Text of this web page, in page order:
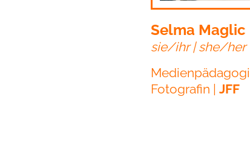
Selma Maglic
sie/ihr | she/her
Fotografin | JFF